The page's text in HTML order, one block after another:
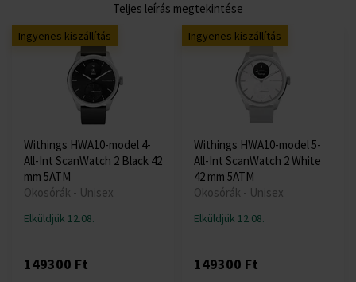
Teljes leírás megtekintése
Ingyenes kiszállítás
Withings HWA10-model 4-
All-Int ScanWatch 2 Black 42
mm 5ATM
Okosórák - Unisex
Elküldjük 12.08.
149300 Ft
Ingyenes kiszállítás
Withings HWA10-model 5-
All-Int ScanWatch 2 White
42 mm 5ATM
Okosórák - Unisex
Elküldjük 12.08.
149300 Ft